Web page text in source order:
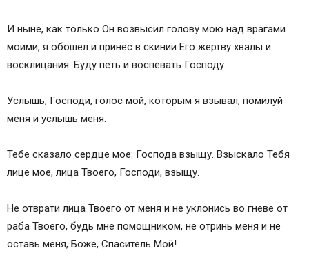
И ныне, как только Он возвысил голову мою над врагами
моими, я обошел и принес в скинии Его жертву хвалы и
восклицания. Буду петь и воспевать Господу.
Услышь, Господи, голос мой, которым я взывал, помилуй
меня и услышь меня.
Тебе сказало сердце мое: Господа взыщу. Взыскало Тебя
лице мое, лица Твоего, Господи, взыщу.
Не отврати лица Твоего от меня и не уклонись во гневе от
раба Твоего, будь мне помощником, не отринь меня и не
оставь меня, Боже, Спаситель Мой!